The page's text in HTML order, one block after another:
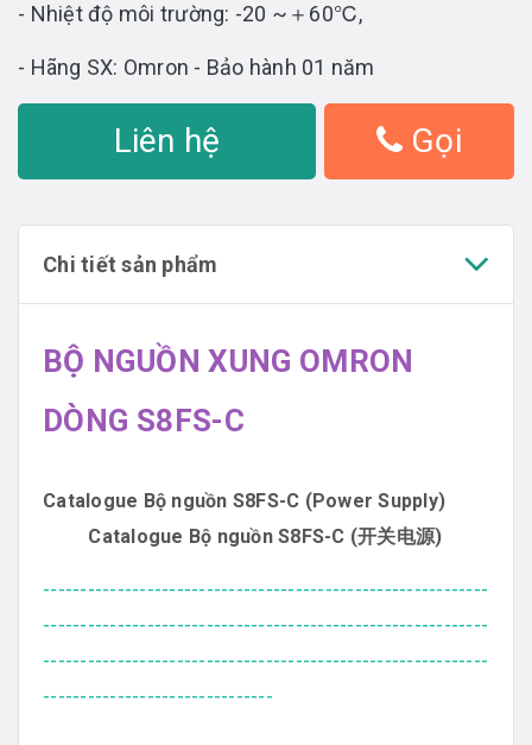
- Nhiệt độ môi trường: -20 ~＋60℃,
- Hãng SX: Omron - Bảo hành 01 năm
Liên hệ Gọi
Chi tiết sản phẩm
BỘ NGUỒN XUNG OMRON
DÒNG S8FS-C
Catalogue Bộ nguồn S8FS-C (Power Supply)
Catalogue Bộ nguồn S8FS-C (开关电源)
------------------------------------------------------------
------------------------------------------------------------
------------------------------------------------------------
-------------------------------